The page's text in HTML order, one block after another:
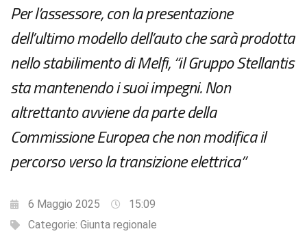
Per l’assessore, con la presentazione
dell’ultimo modello dell’auto che sarà prodotta
nello stabilimento di Melfi, “il Gruppo Stellantis
sta mantenendo i suoi impegni. Non
altrettanto avviene da parte della
Commissione Europea che non modifica il
percorso verso la transizione elettrica”
6 Maggio 2025
15:09
Categorie: Giunta regionale